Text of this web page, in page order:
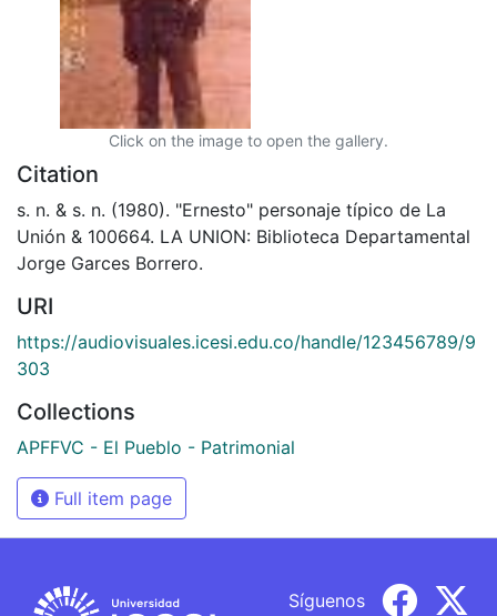
Click on the image to open the gallery.
Citation
s. n. & s. n. (1980). "Ernesto" personaje típico de La
Unión & 100664. LA UNION: Biblioteca Departamental
Jorge Garces Borrero.
URI
https://audiovisuales.icesi.edu.co/handle/123456789/9
303
Collections
APFFVC - El Pueblo - Patrimonial
Full item page
Síguenos